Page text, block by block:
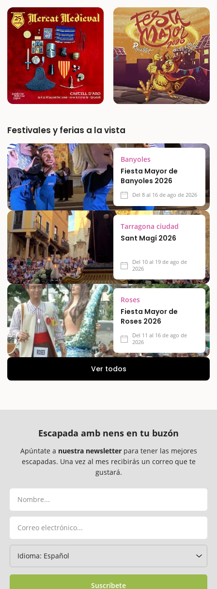
es la que le proponemos en Cal Jep. Se trata
de una granja especializada…
Festivales y ferias a la vista
Banyoles
Fiesta Mayor de
Banyoles 2026
Del 8 al 16 de ago de 2026
Tarragona ciudad
Sant Magí 2026
Del 10 al 19 de ago de
2026
Roses
Fiesta Mayor de
Roses 2026
Del 11 al 16 de ago de
2026
Ver todos
Escapada amb nens en tu buzón
Apúntate a nuestra newsletterpara tener las mejores
escapadas. Una vez al mes recibirás un correo que te
gustará.
Suscríbete